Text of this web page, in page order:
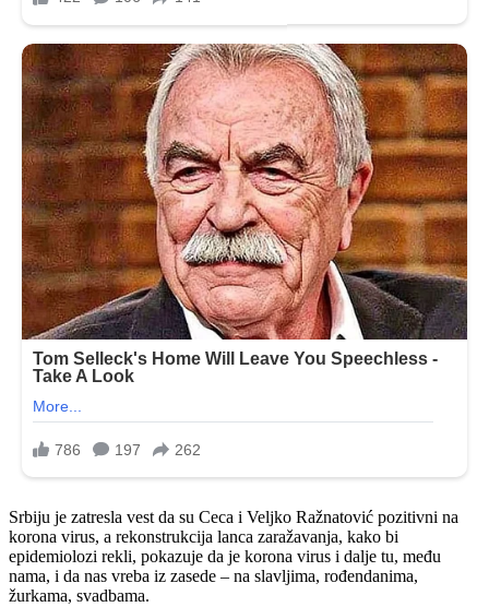
Srbiju je zatresla vest da su Ceca i Veljko Ražnatović pozitivni na
korona virus, a rekonstrukcija lanca zaražavanja, kako bi
epidemiolozi rekli, pokazuje da je korona virus i dalje tu, među
nama, i da nas vreba iz zasede – na slavljima, rođendanima,
žurkama, svadbama.